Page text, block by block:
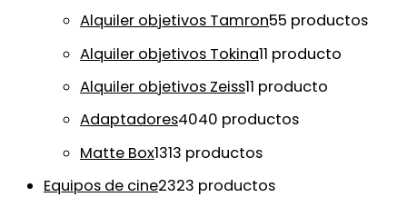
Alquiler objetivos Tamron55 productos
Alquiler objetivos Tokina11 producto
Alquiler objetivos Zeiss11 producto
Adaptadores4040 productos
Matte Box1313 productos
Equipos de cine2323 productos